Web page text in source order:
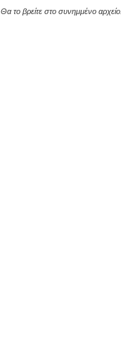
Θα το βρείτε στο συνημμένο αρχείο.